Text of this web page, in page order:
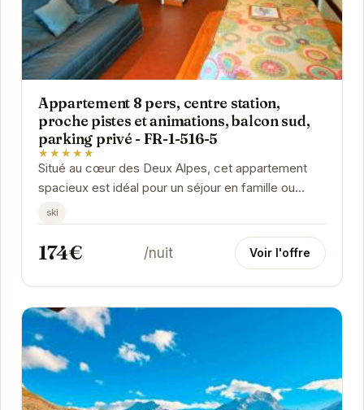
Appartement 8 pers, centre station,
proche pistes et animations, balcon sud,
parking privé - FR-1-516-5
★★★★★
Situé au cœur des Deux Alpes, cet appartement
spacieux est idéal pour un séjour en famille ou
entre amis. Proche des pistes de ski et des...
ski
174€ /nuit Voir l'offre